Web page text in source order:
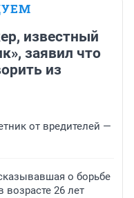
известный
заявил что
из
от вредителей —
о борьбе
26 лет